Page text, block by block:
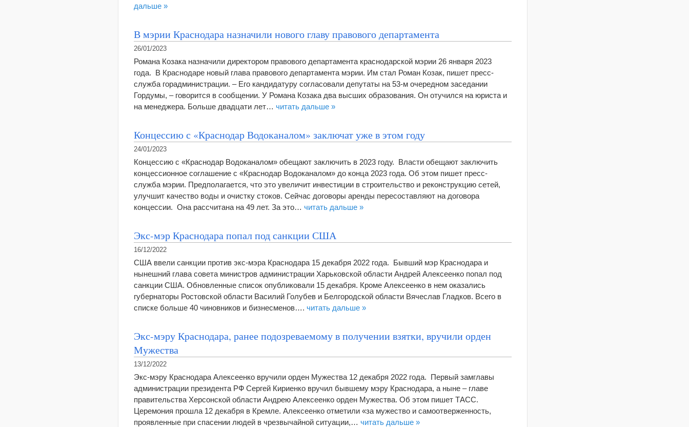
дальше »
В мэрии Краснодара назначили нового главу правового департамента
26/01/2023
Романа Козака назначили директором правового департамента краснодарской мэрии 26 января 2023
года. В Краснодаре новый глава правового департамента мэрии. Им стал Роман Козак, пишет пресс-
служба горадминистрации. – Его кандидатуру согласовали депутаты на 53-м очередном заседании
Гордумы, – говорится в сообщении. У Романа Козака два высших образования. Он отучился на юриста и
на менеджера. Больше двадцати лет… читать дальше »
Концессию с «Краснодар Водоканалом» заключат уже в этом году
24/01/2023
Концессию с «Краснодар Водоканалом» обещают заключить в 2023 году. Власти обещают заключить
концессионное соглашение с «Краснодар Водоканалом» до конца 2023 года. Об этом пишет пресс-
служба мэрии. Предполагается, что это увеличит инвестиции в строительство и реконструкцию сетей,
улучшит качество воды и очистку стоков. Сейчас договоры аренды пересоставляют на договора
концессии. Она рассчитана на 49 лет. За это… читать дальше »
Экс-мэр Краснодара попал под санкции США
16/12/2022
США ввели санкции против экс-мэра Краснодара 15 декабря 2022 года. Бывший мэр Краснодара и
нынешний глава совета министров администрации Харьковской области Андрей Алексеенко попал под
санкции США. Обновленные список опубликовали 15 декабря. Кроме Алексеенко в нем оказались
губернаторы Ростовской области Василий Голубев и Белгородской области Вячеслав Гладков. Всего в
списке больше 40 чиновников и бизнесменов…. читать дальше »
Экс-мэру Краснодара, ранее подозреваемому в получении взятки, вручили орден
Мужества
13/12/2022
Экс-мэру Краснодара Алексеенко вручили орден Мужества 12 декабря 2022 года. Первый замглавы
администрации президента РФ Сергей Кириенко вручил бывшему мэру Краснодара, а ныне – главе
правительства Херсонской области Андрею Алексеенко орден Мужества. Об этом пишет ТАСС.
Церемония прошла 12 декабря в Кремле. Алексеенко отметили «за мужество и самоотверженность,
проявленные при спасении людей в чрезвычайной ситуации,… читать дальше »